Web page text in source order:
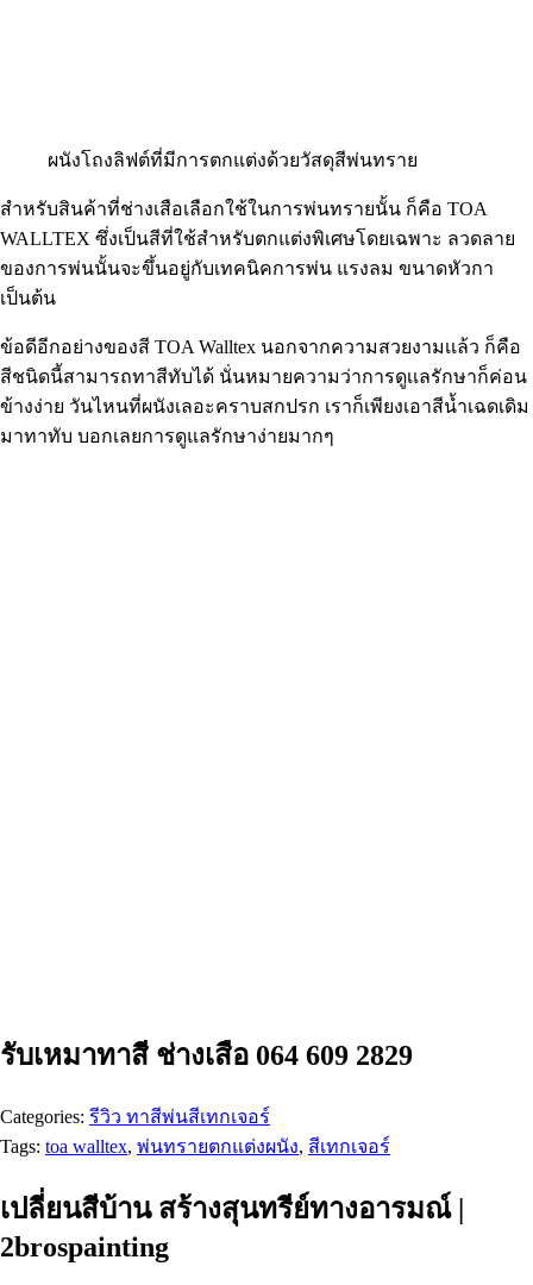
ผนังโถงลิฟต์ที่มีการตกแต่งด้วยวัสดุสีพ่นทราย
สำหรับสินค้าที่ช่างเสือเลือกใช้ในการพ่นทรายนั้น ก็คือ TOA
WALLTEX ซึ่งเป็นสีที่ใช้สำหรับตกแต่งพิเศษโดยเฉพาะ ลวดลาย
ของการพ่นนั้นจะขึ้นอยู่กับเทคนิคการพ่น แรงลม ขนาดหัวกา
เป็นต้น
ข้อดีอีกอย่างของสี TOA Walltex นอกจากความสวยงามเเล้ว ก็คือ
สีชนิดนี้สามารถทาสีทับได้ นั่นหมายความว่าการดูเเลรักษาก็ค่อน
ข้างง่าย วันไหนที่ผนังเลอะคราบสกปรก เราก็เพียงเอาสีน้ำเฉดเดิม
มาทาทับ บอกเลยการดูแลรักษาง่ายมากๆ
รับเหมาทาสี ช่างเสือ 064 609 2829
Categories: รีวิว ทาสีพ่นสีเทกเจอร์
Tags: toa walltex, พ่นทรายตกแต่งผนัง, สีเทกเจอร์
เปลี่ยนสีบ้าน สร้างสุนทรีย์ทางอารมณ์ |
2brospainting